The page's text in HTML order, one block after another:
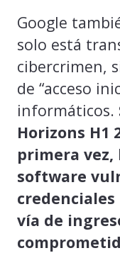
Google
solo está
cibercrimen,
de “acceso
informáticos.
Horizons H1
primera
software
vía de